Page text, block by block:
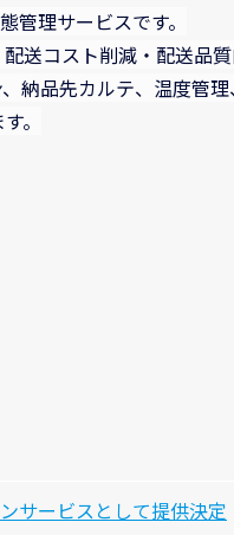
管理サービスです。
送コスト削減・配送品
納品先カルテ、温度管
。
サービスとして提供決定